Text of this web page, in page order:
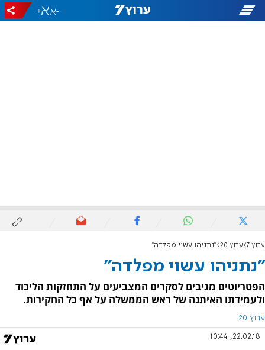
-
+
ערוץ 7 ערוץ 20 "נתניהו עשוי מפלדה"
"נתניהו עשוי מפלדה"
הפטריוטים מגיבים לסקרים המצביעים על התחזקות הליכוד
ולעמידתו האיתנה של ראש הממשלה על אף כל החקירות.
ערוץ 20
22.02.18, 10:44